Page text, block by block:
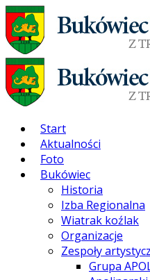
Start
Aktualności
Foto
Bukówiec
Historia
Izba Regionalna
Wiatrak koźlak
Organizacje
Zespoły
Grupa